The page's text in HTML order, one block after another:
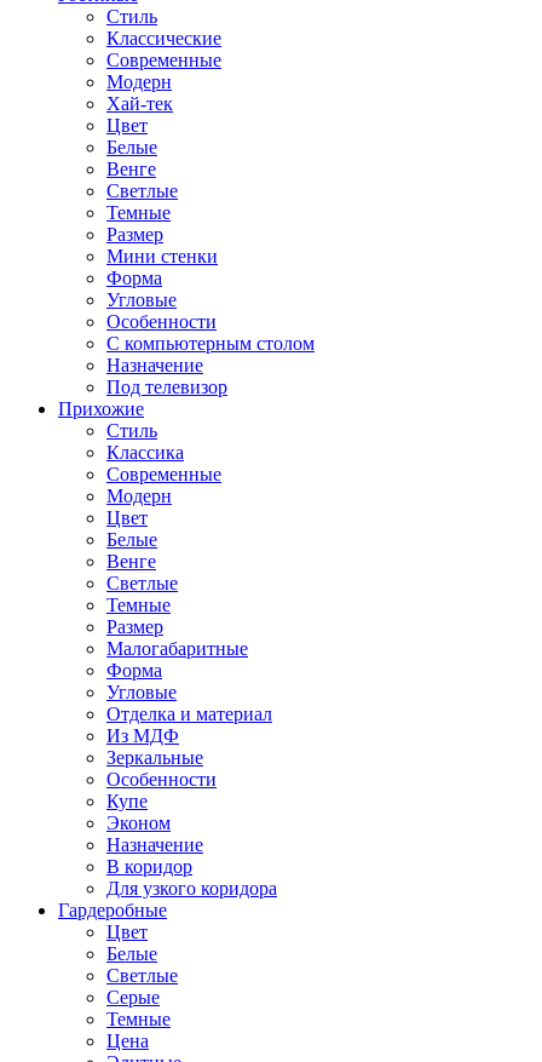
Стиль
Классические
Современные
Модерн
Хай-тек
Цвет
Белые
Венге
Светлые
Темные
Размер
Мини стенки
Форма
Угловые
Особенности
С компьютерным столом
Назначение
Под телевизор
Прихожие
Стиль
Классика
Современные
Модерн
Цвет
Белые
Венге
Светлые
Темные
Размер
Малогабаритные
Форма
Угловые
Отделка и материал
Из МДФ
Зеркальные
Особенности
Купе
Эконом
Назначение
В коридор
Для узкого коридора
Гардеробные
Цвет
Белые
Светлые
Серые
Темные
Цена